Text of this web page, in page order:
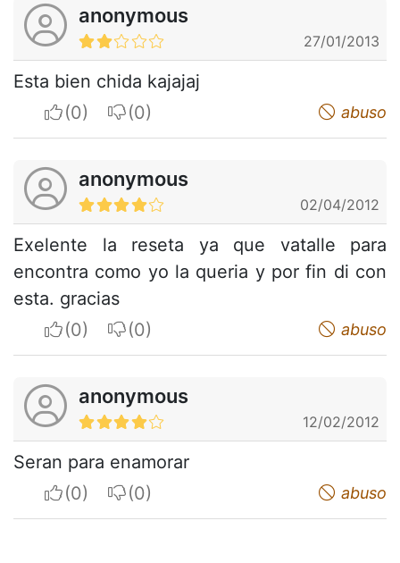
anonymous
27/01/2013
Esta bien chida kajajaj
I apreciateI do not appreciate abuso
anonymous
02/04/2012
Exelente la reseta ya que vatalle para
encontra como yo la queria y por fin di con
esta. gracias
I apreciateI do not appreciate abuso
anonymous
12/02/2012
Seran para enamorar
I apreciateI do not appreciate abuso